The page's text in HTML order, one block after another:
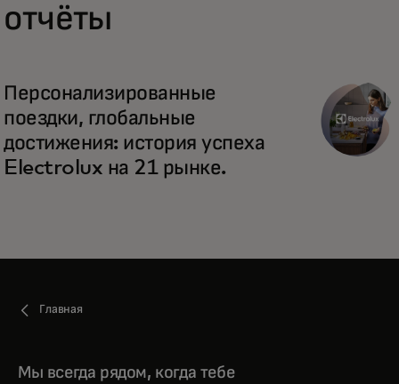
отчёты
Персонализированные
поездки, глобальные
достижения: история успеха
Electrolux на 21 рынке.
Главная
Мы всегда рядом, когда тебе